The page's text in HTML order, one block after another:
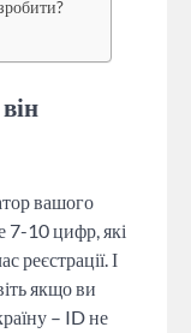
вашого
7-10 цифр, які
реєстрації. І
якщо ви
– ID не